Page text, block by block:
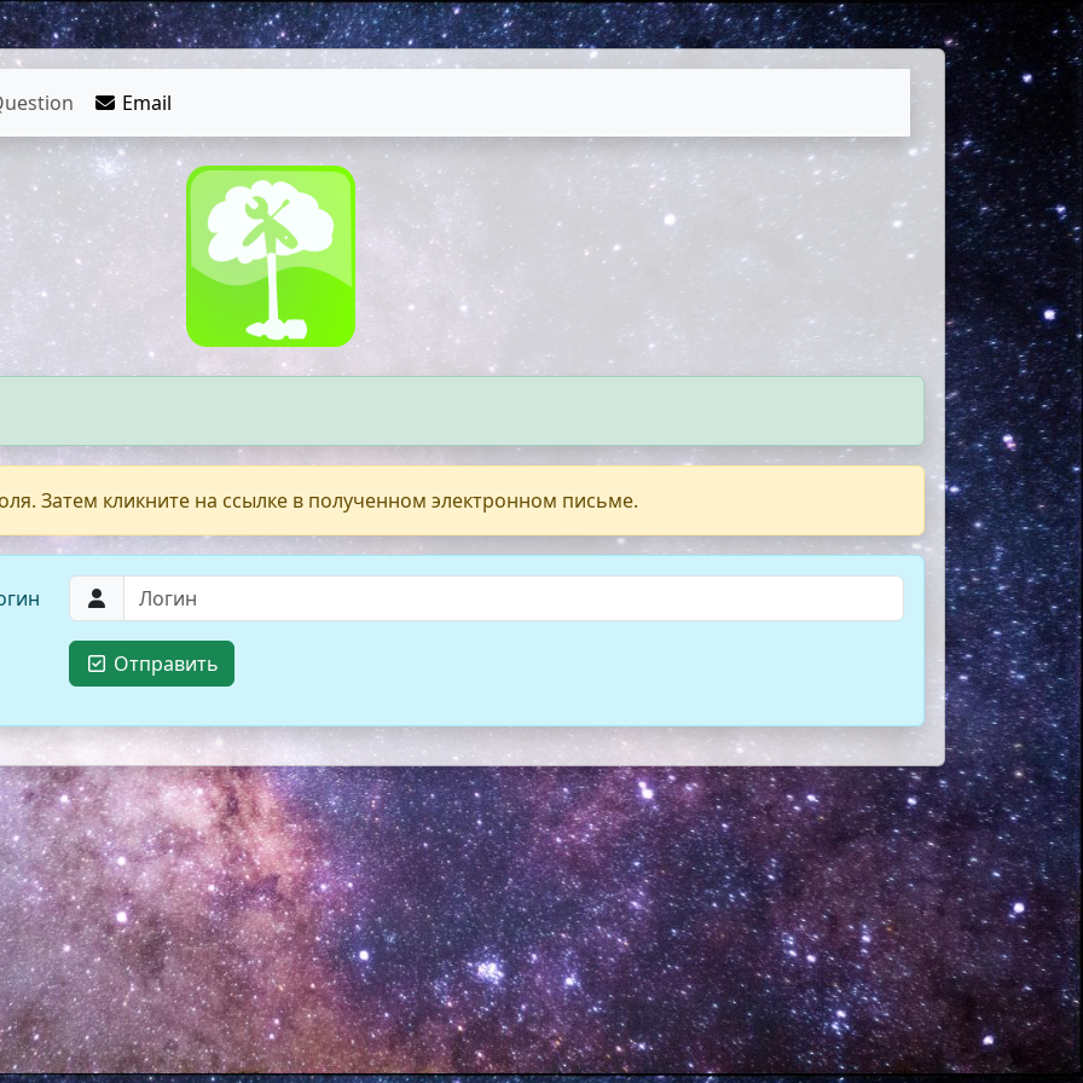
Email
Затем кликните на ссылке в полученном электронном письме.
Отправить